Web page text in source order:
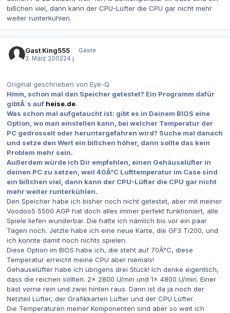
bißchen viel, dann kann der CPU-Lüfter die CPU gar nicht mehr
weiter runterkühlen.
Gast King555
Gäste
3. März 200224 j
Original geschrieben von Eye-Q
Hmm, schon mal den Speicher getestet? Ein Programm dafür
gibtÂ´s auf heise.de.
Was schon mal aufgetaucht ist: gibt es in Deinem BIOS eine
Option, wo man einstellen kann, bei welcher Temperatur der
PC gedrosselt oder heruntergefahren wird? Suche mal danach
und setze den Wert ein bißchen höher, dann sollte das kein
Problem mehr sein.
Außerdem würde ich Dir empfehlen, einen Gehäuselüfter in
deinen PC zu setzen, weil 40Â°C Lufttemperatur im Case sind
ein bißchen viel, dann kann der CPU-Lüfter die CPU gar nicht
mehr weiter runterkühlen.
Den Speicher habe ich bisher noch nicht getestet, aber mit meiner
Voodoo5 5500 AGP hat doch alles immer perfekt funktioniert, alle
Spiele liefen wunderbar. Die hatte ich nämlich bis vor ein paar
Tagen noch. Jetzte habe ich eine neue Karte, die GF3 Ti200, und
ich konnte damit noch nichts spielen.
Diese Option im BIOS habe ich, die steht auf 70Â°C, diese
Temperatur erreicht meine CPU aber niemals!
Gehäuselüfter habe ich übrigens drei Stück! Ich denke eigentlich,
dass die reichen sollten. 2x 2800 U/min und 1x 4800 U/min. Einer
bäst vorne rein und zwei hinten raus. Dann ist da ja noch der
Netzteil Lüfter, der Grafikkarten Lüfter und der CPU Lüfter.
Die Temperaturen meiner Komponenten sind aber so weit ich